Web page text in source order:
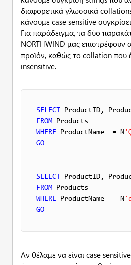
διαφορετικά γλωσσικά
κάνουμε case sensitive
Για παράδειγμα, τα δύο
NORTHWIND μας επιστρέφουν
προϊόν, καθώς το collation που
insensitive.
SELECT
FROM
WHERE ProductName  = N
GO
SELECT
FROM
WHERE ProductName  = N
GO
Αν θέλαμε να είναι case